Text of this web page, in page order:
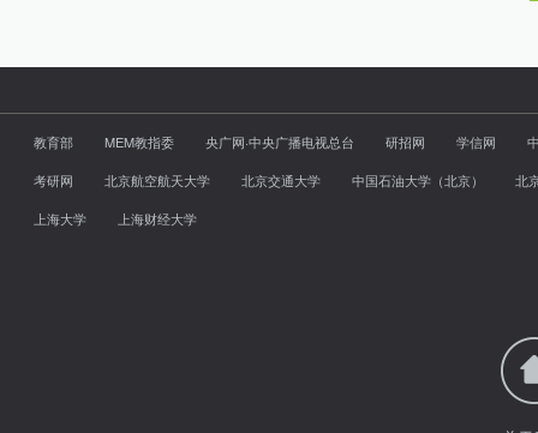
教育部 MEM教指委 央广网·中央广播电视总台 研招网 学信网
考研网
北京航空航天大学 北京交通大学 中国石油大学（北京）
北
上海大学
上海财经大学